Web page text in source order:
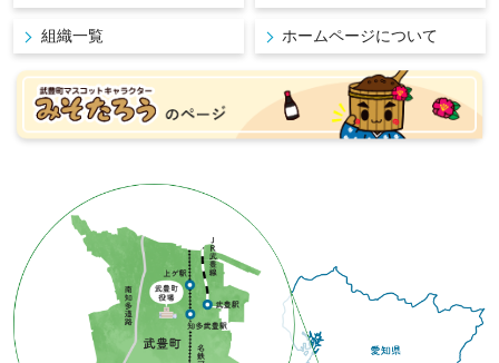
組織一覧 ホームページについて